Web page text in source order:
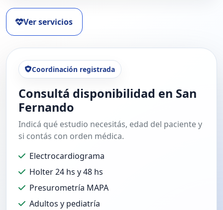
Ver servicios
Coordinación registrada
Consultá disponibilidad en San
Fernando
Indicá qué estudio necesitás, edad del paciente y
si contás con orden médica.
Electrocardiograma
Holter 24 hs y 48 hs
Presurometría MAPA
Adultos y pediatría